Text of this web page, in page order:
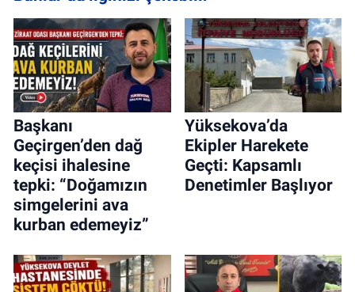
Başkanı
Geçirgen’den dağ
keçisi ihalesine
tepki: “Doğamızın
simgelerini ava
kurban edemeyiz”
Yüksekova’da
Ekipler Harekete
Geçti: Kapsamlı
Denetimler Başlıyor